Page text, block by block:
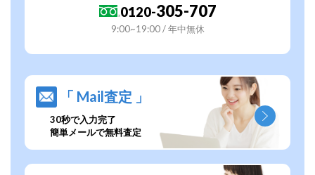
0120-305-707
9:00~19:00 / 年中無休
「 Mail査定 」
30秒で入力完了
簡単メールで無料査定